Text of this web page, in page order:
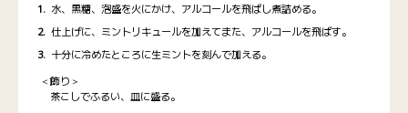
水、黒糖、泡盛を火にかけ、アルコールを飛ばし煮詰める。
仕上げに、ミントリキュールを加えてまた、アルコールを飛ばす。
十分に冷めたところに生ミントを刻んで加える。
＜飾り＞
茶こしでふるい、皿に盛る。